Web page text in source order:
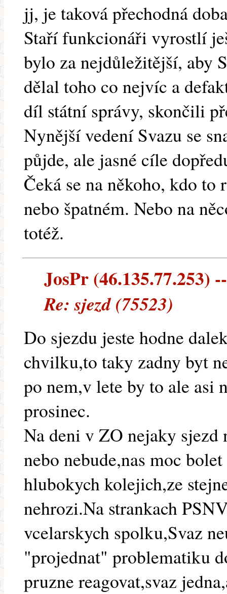
jj, je taková přechodná
Staří funkcionáři vyrostlí
bylo za nejdůležitější, aby
dělal toho co nejvíc a
díl státní správy, skončili
Nynější vedení Svazu se
půjde, ale jasné cíle
Čeká se na někoho, kdo to
nebo špatném. Nebo na
totéž.
JosPr (46.135.77.253)
Re: sjezd (75523)
Do sjezdu jeste hodne
chvilku,to taky zadny byt
po nem,v lete by to ale asi
prosinec.
Na deni v ZO nejaky
nebo nebude,nas moc
hlubokych kolejich,ze
nehrozi.Na strankach
vcelarskych spolku,Svaz
"projednat" problematiku
pruzne reagovat,svaz